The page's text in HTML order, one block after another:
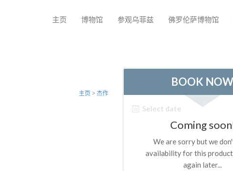
主页 博物馆 参观乌菲兹 佛罗伦萨博物馆
主页 >杰作